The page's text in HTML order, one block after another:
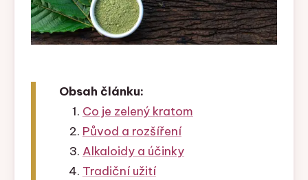
Obsah článku:
Co je zelený kratom
Původ a rozšíření
Alkaloidy a účinky
Tradiční užití